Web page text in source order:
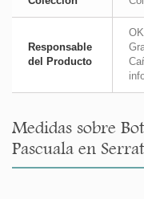
Responsable
del Producto
Medidas sobre
Pascuala en